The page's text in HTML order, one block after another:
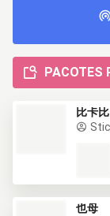
PACOTES
比卡比
也母